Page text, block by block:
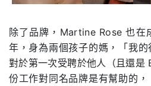
除了品牌，Martine Rose 也在
年，身為兩個孩子的媽，「我的
對於第一次受聘於他人（且還
份工作對同名品牌是有幫助的